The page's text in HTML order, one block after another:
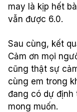
may là kịp hết
vẫn được 6.0.
Sau cùng, kết
Cảm ơn mọi
cũng thật sự
cùng em trong
đang có dự định
mong muốn.